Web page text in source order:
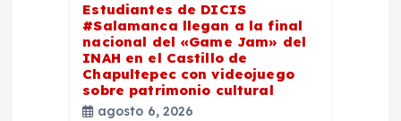
Estudiantes de DICIS
#Salamanca llegan a la final
nacional del «Game Jam» del
INAH en el Castillo de
Chapultepec con videojuego
sobre patrimonio cultural
agosto 6, 2026